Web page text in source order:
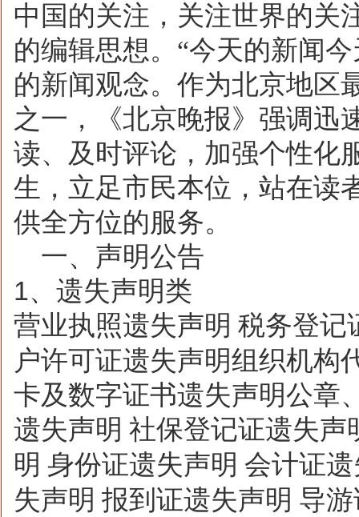
中国的关注，关注世界的关
的编辑思想。“今天的新闻
的新闻观念。作为北京地区
之一，《北京晚报》强调迅
读、及时评论，加强个性化
生，立足市民本位，站在读
供全方位的服务。
一、声明公告
1、遗失声明类
营业执照遗失声明 税务登记
户许可证遗失声明组织机构
卡及数字证书遗失声明公章
遗失声明 社保登记证遗失声
明 身份证遗失声明 会计证
失声明 报到证遗失声明 导